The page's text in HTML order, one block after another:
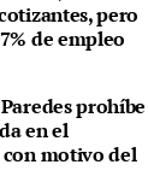
pero
de empleo
prohíbe
en el
motivo del